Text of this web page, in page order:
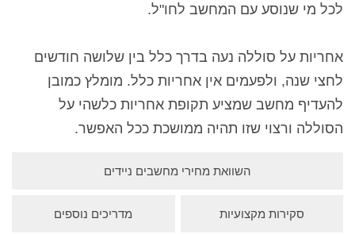
לכל מי שנוסע עם המחשב לחו"ל.
אחריות על סוללה נעה בדרך כלל בין שלושה חודשים
לחצי שנה, ולפעמים אין אחריות כלל. מומלץ כמובן
להעדיף מחשב שמציע תקופת אחריות כלשהי על
הסוללה ורצוי שזו תהיה ממושכת ככל האפשר.
השוואת מחירי מחשבים ניידים
סקירות מקצועיות מדריכים נוספים